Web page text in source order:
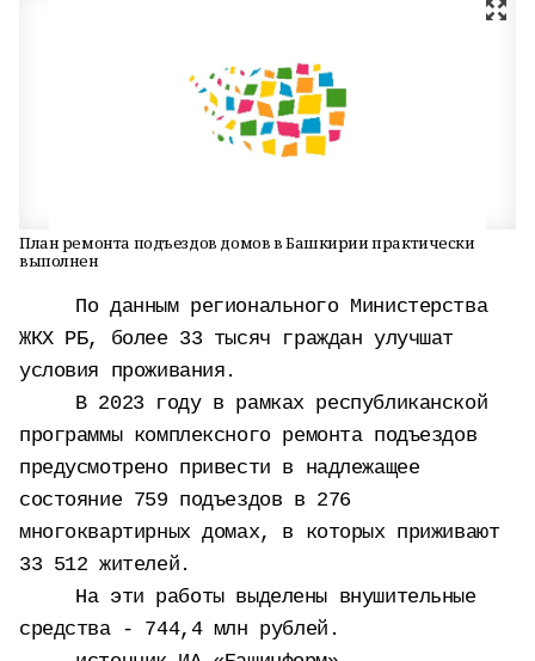
План ремонта подъездов домов в Башкирии практически
выполнен
По данным регионального Министерства
ЖКХ РБ, более 33 тысяч граждан улучшат
условия проживания.
В 2023 году в рамках республиканской
программы комплексного ремонта подъездов
предусмотрено привести в надлежащее
состояние 759 подъездов в 276
многоквартирных домах, в которых приживают
33 512 жителей.
На эти работы выделены внушительные
средства - 744,4 млн рублей.